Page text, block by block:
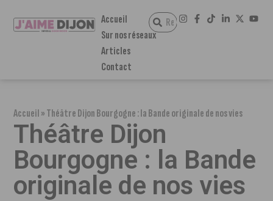
Accueil
Sur nos réseaux
Articles
Contact
Accueil»Théâtre Dijon Bourgogne : la Bande originale de nos vies
Théâtre Dijon
Bourgogne : la Bande
originale de nos vies